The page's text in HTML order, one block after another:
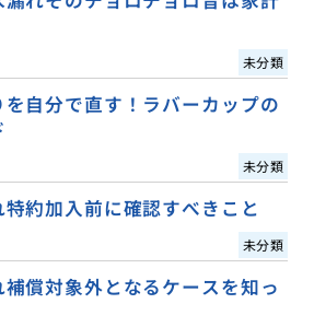
未分類
を自分で直す！ラバーカップの
未分類
約加入前に確認すべきこと
未分類
償対象外となるケースを知っ